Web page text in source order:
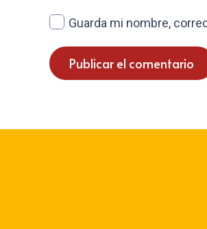
Guarda mi nombre,
Publicar el comentario